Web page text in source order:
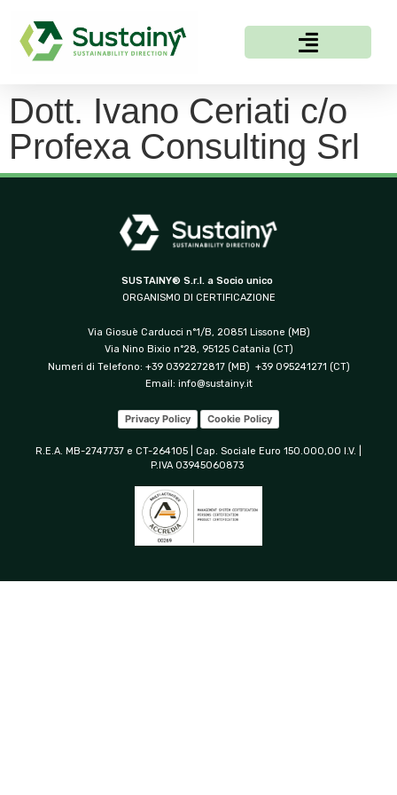
Dott. Ivano Ceriati c/o
Profexa Consulting Srl
SUSTAINY® S.r.l. a Socio unico
ORGANISMO DI CERTIFICAZIONE
Via Giosuè Carducci n°1/B, 20851 Lissone (MB)
Via Nino Bixio n°28, 95125 Catania (CT)
Numeri di Telefono: +39 0392272817 (MB) +39 095241271 (CT)
Email: info@sustainy.it
Privacy Policy Cookie Policy
R.E.A. MB-2747737 e CT-264105 | Cap. Sociale Euro 150.000,00 I.V. |
P.IVA 03945060873